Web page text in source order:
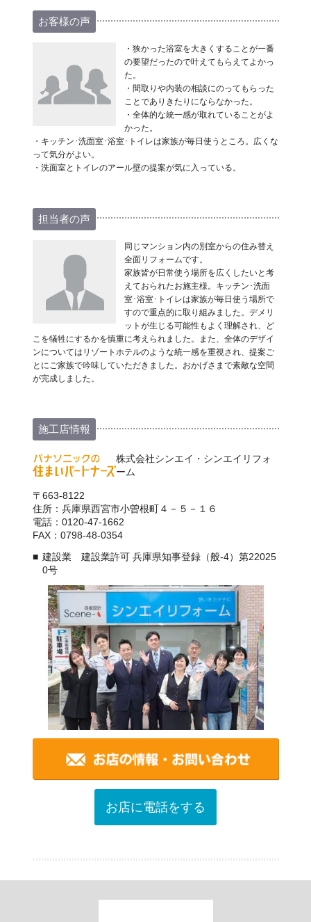
お客様の声
・狭かった浴室を大きくすることが一番
の要望だったので叶えてもらえてよかっ
た。
・間取りや内装の相談にのってもらった
ことでありきたりにならなかった。
・全体的な統一感が取れていることがよ
かった。
・キッチン･洗面室･浴室･トイレは家族が毎日使うところ。広くな
って気分がよい。
・洗面室とトイレのアール壁の提案が気に入っている。
担当者の声
同じマンション内の別室からの住み替え
全面リフォームです。
家族皆が日常使う場所を広くしたいと考
えておられたお施主様。キッチン･洗面
室･浴室･トイレは家族が毎日使う場所で
すので重点的に取り組みました。デメリ
ットが生じる可能性もよく理解され、ど
こを犠牲にするかを慎重に考えられました。また、全体のデザイ
ンについてはリゾートホテルのような統一感を重視され、提案ご
とにご家族で吟味していただきました。おかげさまで素敵な空間
が完成しました。
施工店情報
株式会社シンエイ・シンエイリフォ
ーム
〒663-8122
住所：兵庫県西宮市小曽根町４－５－１６
電話：0120-47-1662
FAX：0798-48-0354
建設業 建設業許可 兵庫県知事登録（般-4）第22025
0号
お店に電話をする